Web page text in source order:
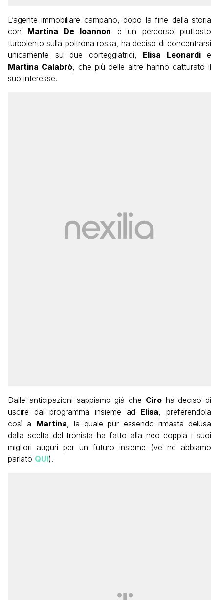
L’agente immobiliare campano, dopo la fine della storia
con Martina De Ioannon e un percorso piuttosto
turbolento sulla poltrona rossa, ha deciso di concentrarsi
unicamente su due corteggiatrici, Elisa Leonardie
Martina Calabrò, che più delle altre hanno catturato il
suo interesse.
Dalle anticipazioni sappiamo già che Ciroha deciso di
uscire dal programma insieme ad Elisa, preferendola
così a Martina, la quale pur essendo rimasta delusa
dalla scelta del tronista ha fatto alla neo coppia i suoi
migliori auguri per un futuro insieme (ve ne abbiamo
parlato QUI).